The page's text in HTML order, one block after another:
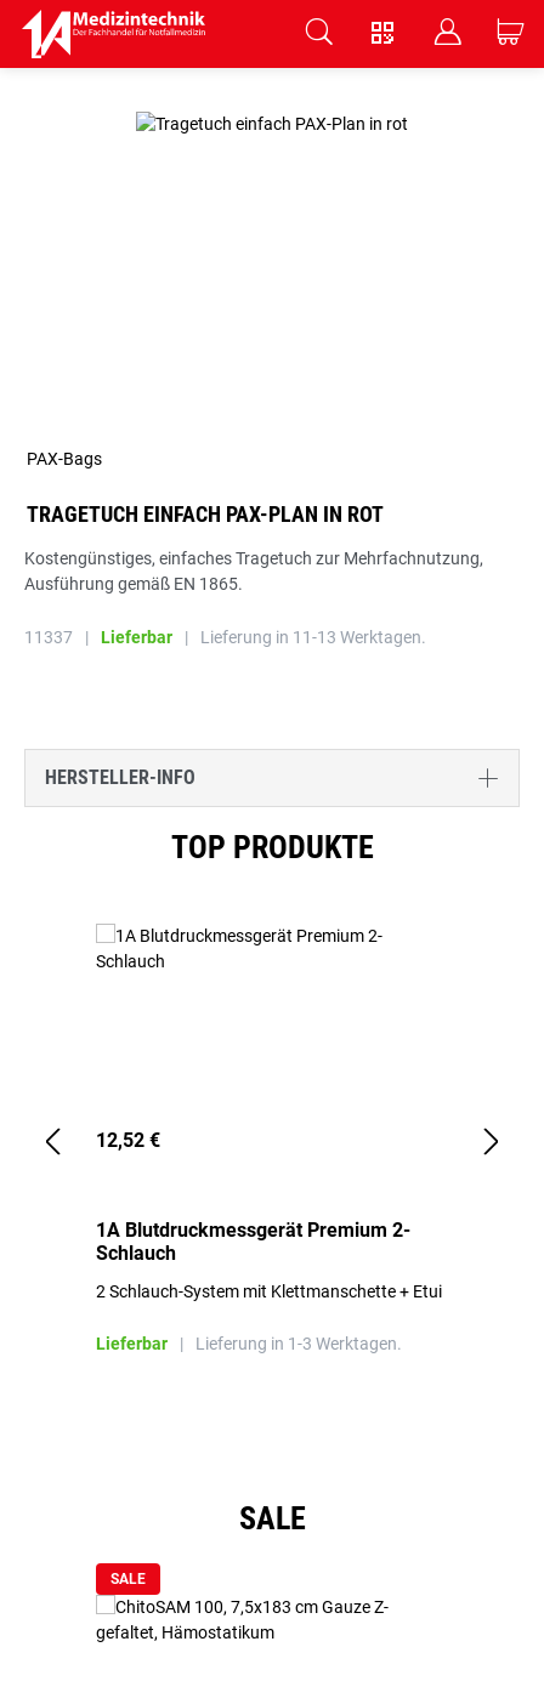
V B C
TRAGETUCH EINFACH PAX-PLAN IN ROT
PAX-Bags
Kostengünstiges, einfaches Tragetuch zur Mehrfachnutzung,
Ausführung gemäß EN 1865.
11337 | Lieferbar | Lieferung in 11-13 Werktagen.
HERSTELLER-INFO
TOP PRODUKTE
12,52 €
1A Blutdruckmessgerät Premium 2-
Schlauch
2 Schlauch-System mit Klettmanschette + Etui
Lieferbar | Lieferung in 1-3 Werktagen.
SALE
SALE